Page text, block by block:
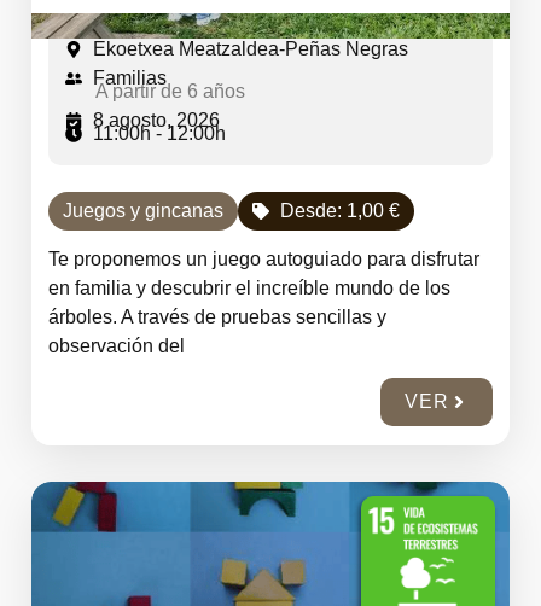
Ekoetxea Meatzaldea-Peñas Negras
Familias
A partir de 6 años
8 agosto, 2026
11:00h - 12:00h
Juegos y gincanas Desde: 1,00 €
Te proponemos un juego autoguiado para disfrutar
en familia y descubrir el increíble mundo de los
árboles. A través de pruebas sencillas y
observación del
VER